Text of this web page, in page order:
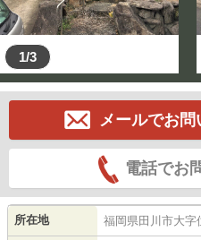
1/3
メールでお
電話でお
所在地 福岡県 田川市大字